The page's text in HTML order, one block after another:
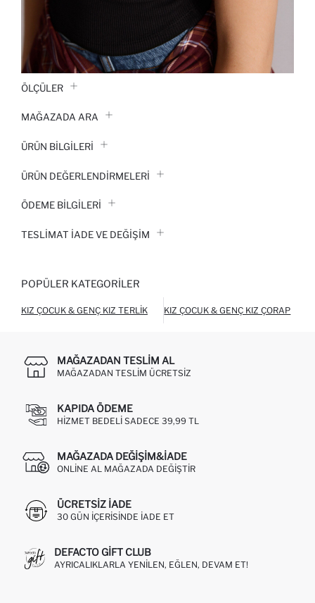
ÖLÇÜLER
MAĞAZADA ARA
ÜRÜN BILGILERI
ÜRÜN DEĞERLENDİRMELERİ
ÖDEME BİLGİLERİ
TESLIMAT İADE VE DEĞIŞIM
POPÜLER KATEGORILER
KIZ ÇOCUK & GENÇ KIZ TERLIK KIZ ÇOCUK & GENÇ KIZ ÇORAP
MAĞAZADAN TESLIM AL
MAĞAZADAN TESLIM ÜCRETSIZ
KAPIDA ÖDEME
HIZMET BEDELI SADECE 39,99 TL
MAĞAZADA DEĞIŞIM&İADE
ONLINE AL MAĞAZADA DEĞIŞTIR
ÜCRETSIZ IADE
30 GÜN IÇERISINDE IADE ET
DEFACTO GIFT CLUB
AYRICALIKLARLA YENILEN, EĞLEN, DEVAM ET!